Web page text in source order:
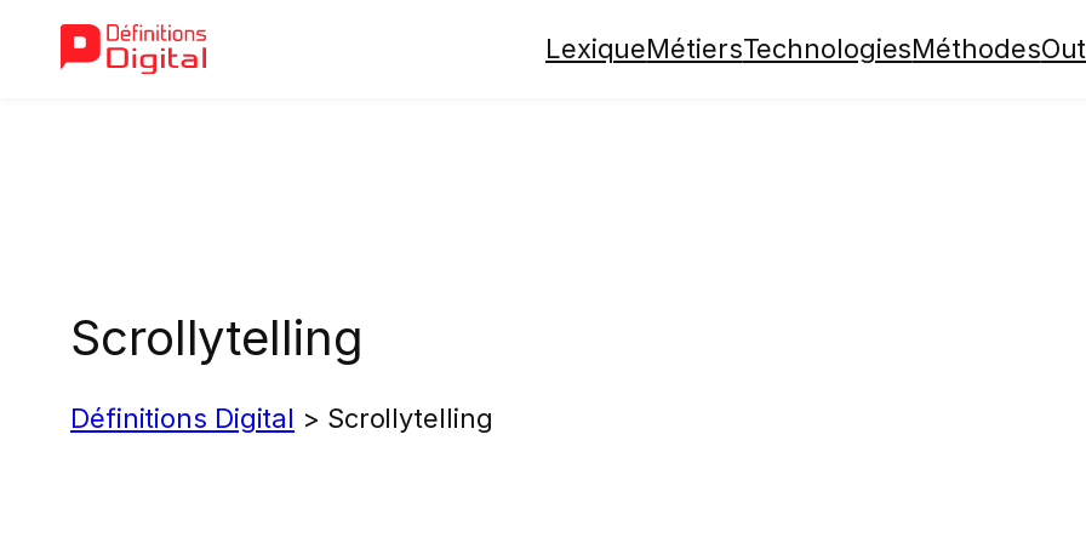
LexiqueMétiersTechnologiesMéthodes
Scrollytelling
Définitions Digital > Scrollytelling